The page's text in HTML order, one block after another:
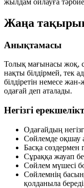
Жаңа
Анықтамасы
Толық мағынасы жоқ,
нақты білдірмей, тек
білдіретін немесе
одағай деп аталады.
Негізгі
Одағайдың
Сөйлемде оқшау
Басқа сөздермен
Сұраққа жауап
Сөйлем мүшесі
Сөйлемнің
қолданыла